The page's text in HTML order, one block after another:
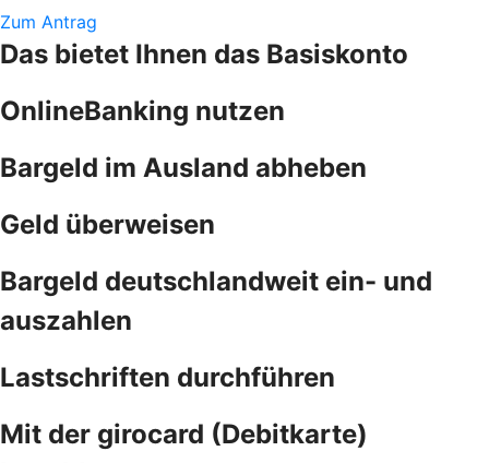
Zum Antrag
Das bietet Ihnen das Basiskonto
OnlineBanking nutzen
Bargeld im Ausland abheben
Geld überweisen
Bargeld deutschlandweit ein- und
auszahlen
Lastschriften durchführen
Mit der girocard (Debitkarte)